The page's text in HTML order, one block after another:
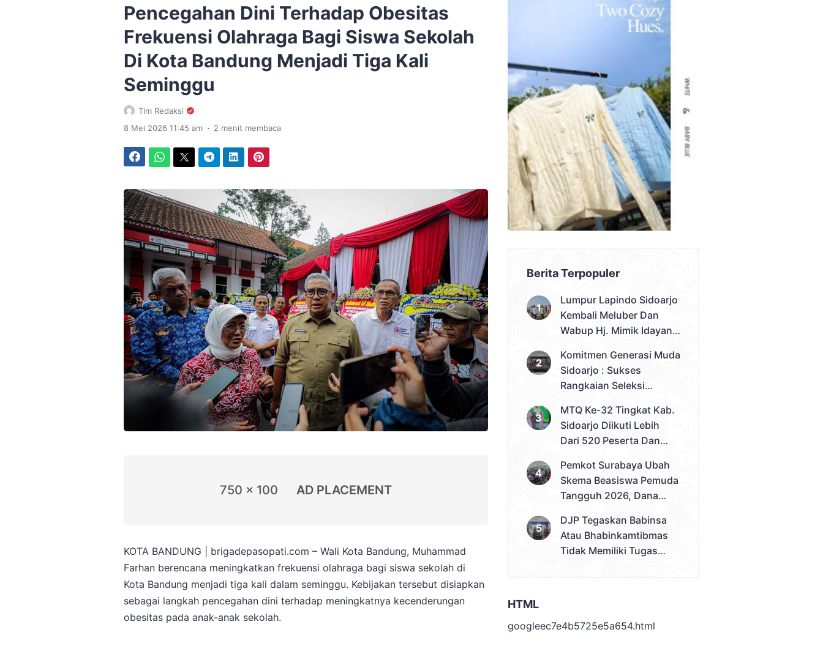
Pencegahan Dini Terhadap Obesitas
Frekuensi Olahraga Bagi Siswa Sekolah
Di Kota Bandung Menjadi Tiga Kali
Seminggu
Tim Redaksi
8 Mei 2026 11:45 am . 2 menit membaca
750 x 100 AD PLACEMENT
KOTA BANDUNG | brigadepasopati.com – Wali Kota Bandung, Muhammad
Farhan berencana meningkatkan frekuensi olahraga bagi siswa sekolah di
Kota Bandung menjadi tiga kali dalam seminggu. Kebijakan tersebut disiapkan
sebagai langkah pencegahan dini terhadap meningkatnya kecenderungan
obesitas pada anak-anak sekolah.
Berita Terpopuler
Lumpur Lapindo Sidoarjo
Kembali Meluber Dan
Wabup Hj. Mimik Idayana
Komitmen Generasi Muda
Sidoarjo : Sukses
Rangkaian Seleksi
Pemilihan Duta Muda
Sidoarjo 2026
MTQ Ke-32 Tingkat Kab.
Sidoarjo Diikuti Lebih
Dari 520 Peserta Dan
Juara Umum
Pemkot Surabaya Ubah
Skema Beasiswa Pemuda
Tangguh 2026, Dana
Sekolah
DJP Tegaskan Babinsa
Atau Bhabinkamtibmas
Tidak Memiliki Tugas
Pemeriksaan Atau
HTML
googleec7e4b5725e5a654.html